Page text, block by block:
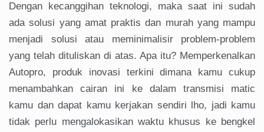
Dengan kecanggihan teknologi, maka saat ini sudah
ada solusi yang amat praktis dan murah yang mampu
menjadi solusi atau meminimalisir problem-problem
yang telah dituliskan di atas. Apa itu? Memperkenalkan
Autopro, produk inovasi terkini dimana kamu cukup
menambahkan cairan ini ke dalam transmisi matic
kamu dan dapat kamu kerjakan sendiri lho, jadi kamu
tidak perlu mengalokasikan waktu khusus ke bengkel